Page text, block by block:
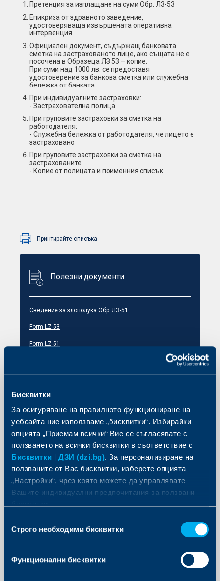
Бисквитки
За осигуряване на правилното функциониране на
уебсайта ние използваме „бисквитки“. Избирайки
опцията „Приемам всички“ Вие се съгласявате с
ползването на всички бисквитки в съответствие с
Бисквитки | ДЗИ (dzi.bg). За персонализиране на
ползваните от Вас бисквитки, изберете опцията
„Настройки“, чрез която можете да управлявате
Вашите индивидуални предпочитания за ползвани
наСтрого необходими бисквитки
Функционални бисквитки
Претенция за изплащане на суми Обр. Л3-53
Епикриза от здравното заведение,
удостоверяваща извършената оперативна
интервенция
Официален документ, съдържащ банковата
сметка на застрахованото лице, ако същата не е
посочена в Образеца ЛЗ 53 – копие.
При суми над 1000 лв. се предоставя
удостоверение за банкова сметка или служебна
бележка от банката.
При индивидуалните застраховки:
- Застрахователна полица
При груповите застраховки за сметка на
работодателя:
- Служебна бележка от работодателя, че лицето е
застраховано
При груповите застраховки за сметка на
застрахованите:
- Копие от полицата и поименния списък
Принтирайте списъка
Полезни документи
Сведение за злополука Обр. ЛЗ-51
Form LZ-53
Form LZ-51
Офиси и центрове